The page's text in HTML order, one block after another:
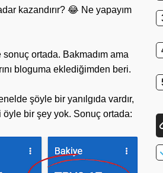
kazandırır? 😂 Ne yapayım
ortada. Bakmadım ama
bloguma eklediğimden beri.
şöyle bir yanılgıda vardır,
öyle bir şey yok. Sonuç ortada: